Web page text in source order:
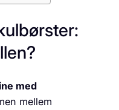
med
mellem